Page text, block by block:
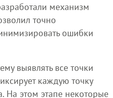
механизм
точно
ошибки
выявлять все точки
каждую точку
На этом этапе некоторые